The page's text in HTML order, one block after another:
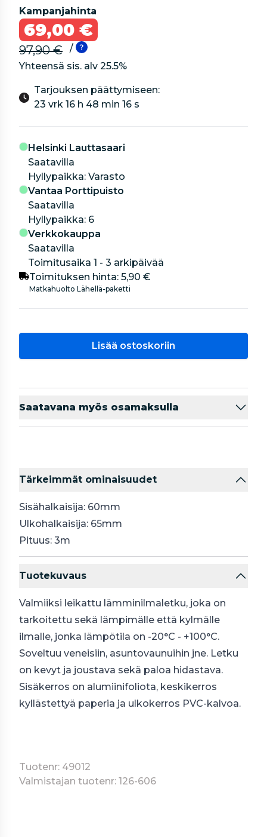
Kampanjahinta
69,00 €
97,90 €
/
Yhteensä sis. alv 25.5%
Tarjouksen päättymiseen:
23 vrk 16 h 48 min 16 s
Helsinki Lauttasaari
Saatavilla
hyllypaikka: Varasto
Vantaa Porttipuisto
Saatavilla
hyllypaikka: 6
Verkkokauppa
Saatavilla
Toimitusaika 1 - 3 arkipäivää
Toimituksen hinta: 5,90 €
Matkahuolto Lähellä-paketti
Lisää ostoskoriin
Saatavana myös osamaksulla
Tärkeimmät ominaisuudet
Sisähalkaisija: 60mm
Ulkohalkaisija: 65mm
Pituus: 3m
Tuotekuvaus
Valmiiksi leikattu lämminilmaletku, joka on
tarkoitettu sekä lämpimälle että kylmälle
ilmalle, jonka lämpötila on -20°C - +100°C.
Soveltuu veneisiin, asuntovaunuihin jne. Letku
on kevyt ja joustava sekä paloa hidastava.
Sisäkerros on alumiinifoliota, keskikerros
kyllästettyä paperia ja ulkokerros PVC-kalvoa.
Tuotenr: 49012
Valmistajan tuotenr: 126-606